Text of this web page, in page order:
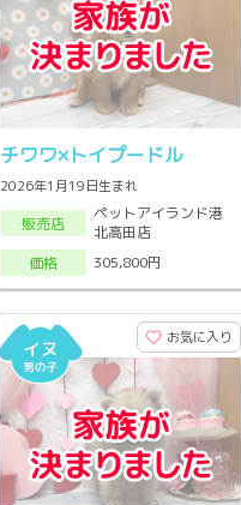
チワワ×トイプードル
2026年1月19日生まれ
販売店
ペットアイランド港
北高田店
価格
305,800円
お気に入り